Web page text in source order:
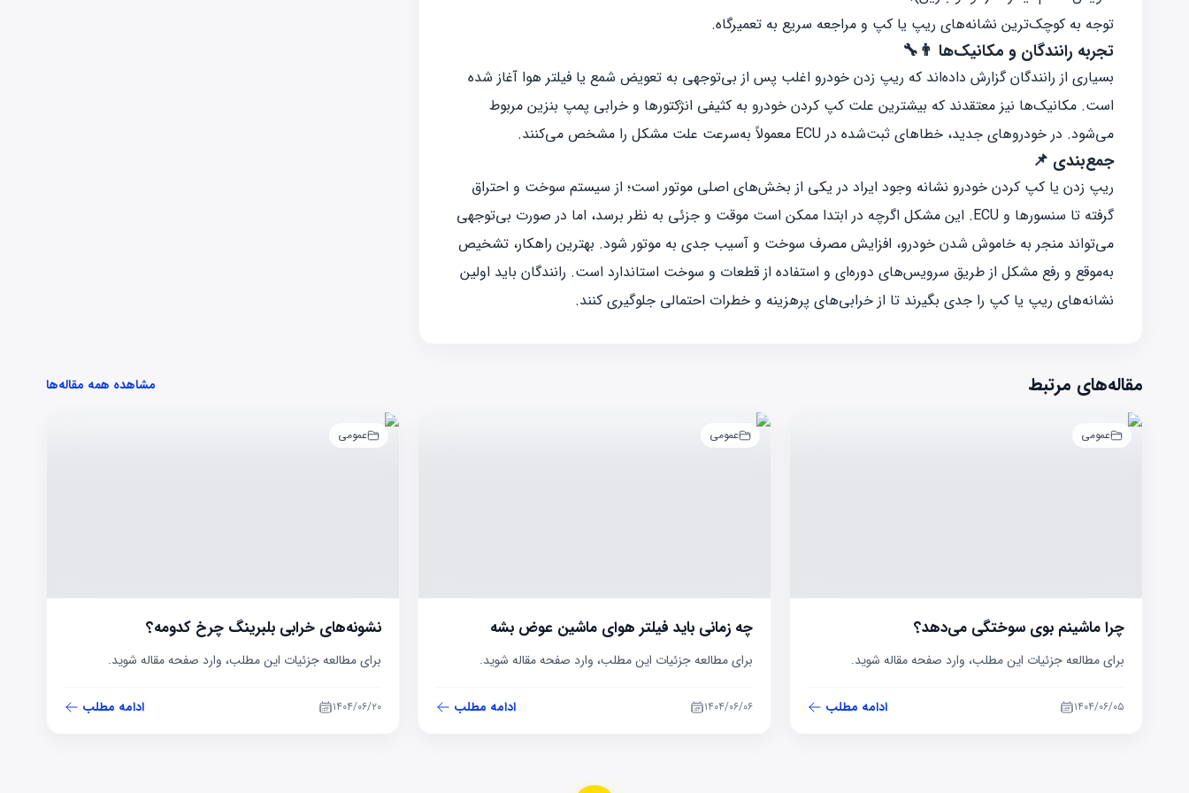
توجه به کوچک‌ترین نشانه‌های ریپ یا کپ و مراجعه سریع به تعمیرگاه.
تجربه رانندگان و مکانیک‌ها 👨‍🔧
بسیاری از رانندگان گزارش داده‌اند که ریپ زدن خودرو اغلب پس از بی‌توجهی به تعویض شمع یا فیلتر هوا آغاز شده
است. مکانیک‌ها نیز معتقدند که بیشترین علت کپ کردن خودرو به کثیفی انژکتورها و خرابی پمپ بنزین مربوط
می‌شود. در خودروهای جدید، خطاهای ثبت‌شده در ECU معمولاً به‌سرعت علت مشکل را مشخص می‌کنند.
جمع‌بندی 📌
ریپ زدن یا کپ کردن خودرو نشانه وجود ایراد در یکی از بخش‌های اصلی موتور است؛ از سیستم سوخت و احتراق
گرفته تا سنسورها و ECU. این مشکل اگرچه در ابتدا ممکن است موقت و جزئی به نظر برسد، اما در صورت بی‌توجهی
می‌تواند منجر به خاموش شدن خودرو، افزایش مصرف سوخت و آسیب جدی به موتور شود. بهترین راهکار، تشخیص
به‌موقع و رفع مشکل از طریق سرویس‌های دوره‌ای و استفاده از قطعات و سوخت استاندارد است. رانندگان باید اولین
نشانه‌های ریپ یا کپ را جدی بگیرند تا از خرابی‌های پرهزینه و خطرات احتمالی جلوگیری کنند.
مقاله‌های مرتبط مشاهده همه مقاله‌ها
عمومی
چرا ماشینم بوی سوختگی می‌دهد؟
برای مطالعه جزئیات این مطلب، وارد صفحه مقاله شوید.
۱۴۰۴/۰۶/۰۵ ادامه مطلب
عمومی
چه زمانی باید فیلتر هوای ماشین عوض بشه
برای مطالعه جزئیات این مطلب، وارد صفحه مقاله شوید.
۱۴۰۴/۰۶/۰۶ ادامه مطلب
عمومی
نشونه‌های خرابی بلبرینگ چرخ کدومه؟
برای مطالعه جزئیات این مطلب، وارد صفحه مقاله شوید.
۱۴۰۴/۰۶/۲۰ ادامه مطلب